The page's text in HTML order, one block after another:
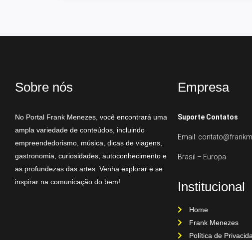
Sobre nós
No Portal Frank Menezes, você encontrará uma
ampla variedade de conteúdos, incluindo
empreendedorismo, música, dicas de viagens,
gastronomia, curiosidades, autoconhecimento e
as profundezas das artes. Venha explorar e se
inspirar na comunicação do bem!
Empresa
Suporte Contatos
Email:
Brasil – Europa
Institucional
Home
Frank Menezes
Política de